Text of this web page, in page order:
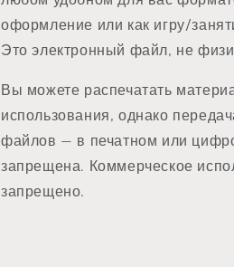
оформление или как игру/
Это электронный файл, не
Вы можете распечатать
использования, однако
файлов — в печатном или
запрещена. Коммерческое
запрещено.